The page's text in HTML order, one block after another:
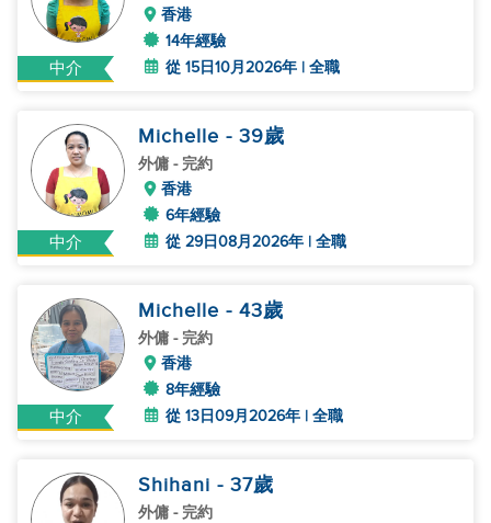
中介
香港
14年經驗
從 15日10月2026年 | 全職
中介
Michelle - 39歲
外傭 - 完約
香港
6年經驗
從 29日08月2026年 | 全職
中介
Michelle - 43歲
外傭 - 完約
香港
8年經驗
從 13日09月2026年 | 全職
Shihani - 37歲
外傭 - 完約